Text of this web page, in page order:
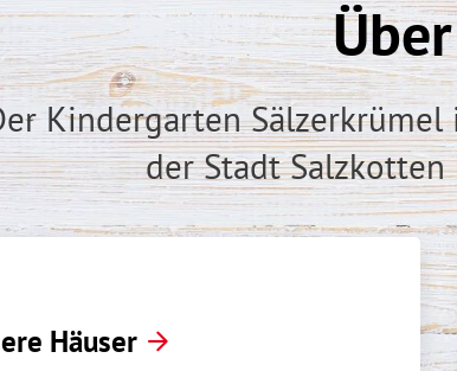
Kindergarten
der Stadt
Häuser